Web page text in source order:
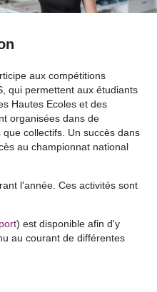
aux compétitions
qui permettent aux étudiants
Hautes Ecoles et des
organisées dans de
collectifs. Un succès dans
au championnat national
l'année. Ces activités sont
) est disponible afin d'y
au courant de différentes